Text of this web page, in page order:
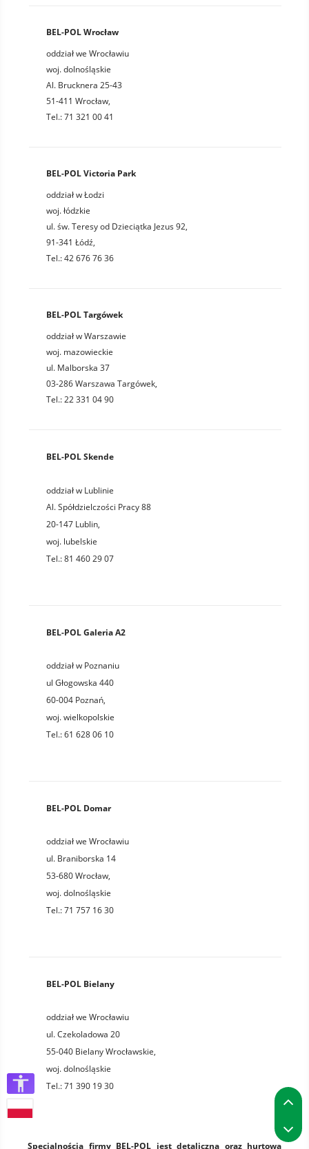
BEL-POL Wrocław
oddział we Wrocławiu
woj. dolnośląskie
Al. Brucknera 25-43
51-411 Wrocław,
Tel.: 71 321 00 41
BEL-POL Victoria Park
oddział w Łodzi
woj. łódzkie
ul. św. Teresy od Dzieciątka Jezus 92,
91-341 Łódź,
Tel.: 42 676 76 36
BEL-POL Targówek
oddział w Warszawie
woj. mazowieckie
ul. Malborska 37
03-286 Warszawa Targówek,
Tel.: 22 331 04 90
BEL-POL Skende
oddział w Lublinie
Al. Spółdzielczości Pracy 88
20-147 Lublin,
woj. lubelskie
Tel.:81 460 29 07
BEL-POL Galeria A2
oddział w Poznaniu
ul Głogowska 440
60-004 Poznań,
woj.wielkopolskie
Tel.:61 628 06 10
BEL-POL Domar
oddział we Wrocławiu
ul. Braniborska 14
53-680Wrocław,
woj.dolnośląskie
Tel.:71 757 16 30
BEL-POL Bielany
oddział we Wrocławiu
ul. Czekoladowa 20
55-040 Bielany Wrocławskie,
woj.dolnośląskie
Tel.:71 390 19 30
Specjalnością firmy BEL-POL jest detaliczna oraz hurtowa